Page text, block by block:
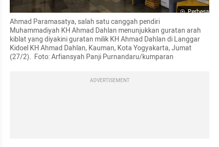
Perbesar
Ahmad Paramasatya, salah satu canggah pendiri
Muhammadiyah KH Ahmad Dahlan menunjukkan guratan arah
kiblat yang diyakini guratan milik KH Ahmad Dahlan di Langgar
Kidoel KH Ahmad Dahlan, Kauman, Kota Yogyakarta, Jumat
(27/2).  Foto: Arfiansyah Panji Purnandaru/kumparan
ADVERTISEMENT